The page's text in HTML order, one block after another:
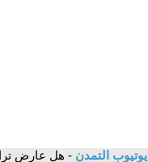
يوتيوب التمدن - هل عارض